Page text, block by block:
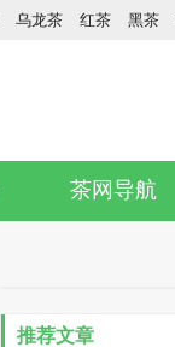
乌龙茶 红茶 黑茶
茶网导航
推荐文章